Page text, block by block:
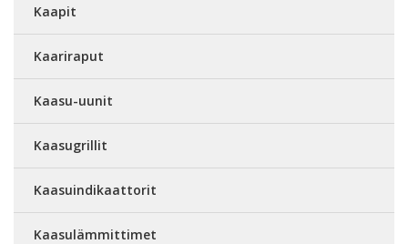
Kaapit
Kaariraput
Kaasu-uunit
Kaasugrillit
Kaasuindikaattorit
Kaasulämmittimet